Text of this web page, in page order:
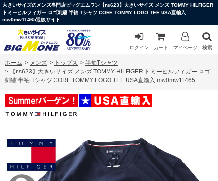
大きいサイズのメンズ専門店ビッグエムワン【ns623】大きいサイズ メンズ TOMMY HILFIGER
トミーヒルフィガー ロゴ刺繍 半袖 Tシャツ CORE TOMMY LOGO TEE USA直輸入
mw0mw11465通販サイト
ログイン カート マイページ 検索
ホーム > メンズ > トップス > 半袖Tシャツ
>
【ns623】大きいサイズ メンズ TOMMY HILFIGER トミーヒルフィガー ロゴ
刺繍 半袖 Tシャツ CORE TOMMY LOGO TEE USA直輸入 mw0mw11465